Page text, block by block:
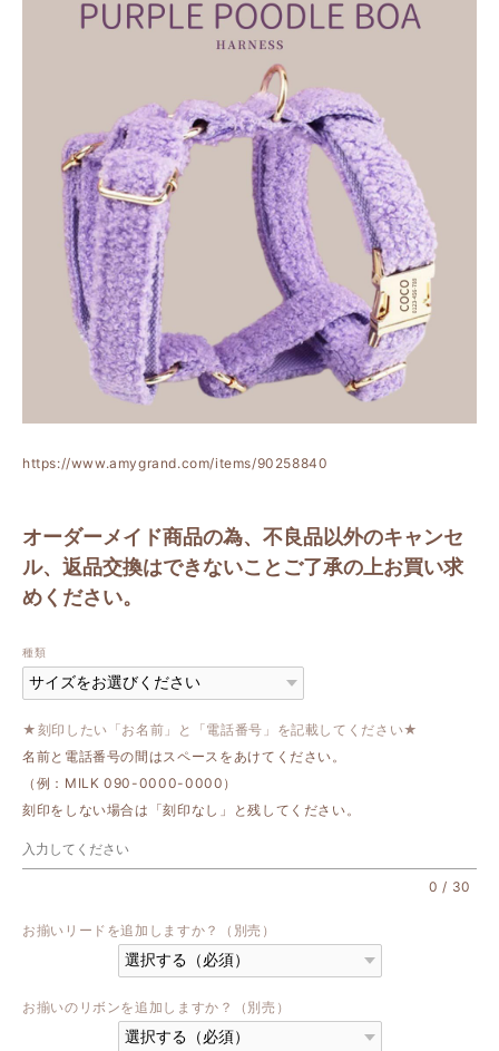
https://www.amygrand.com/items/90258840
オーダーメイド商品の為、不良品以外のキャンセ
ル、返品交換はできないことご了承の上お買い求
めください。
種類
★刻印したい「お名前」と「電話番号」を記載してください★
名前と電話番号の間はスペースをあけてください。
（例：MILK 090-0000-0000）
刻印をしない場合は「刻印なし」と残してください。
0 / 30
お揃いリードを追加しますか？（別売）
お揃いのリボンを追加しますか？（別売）